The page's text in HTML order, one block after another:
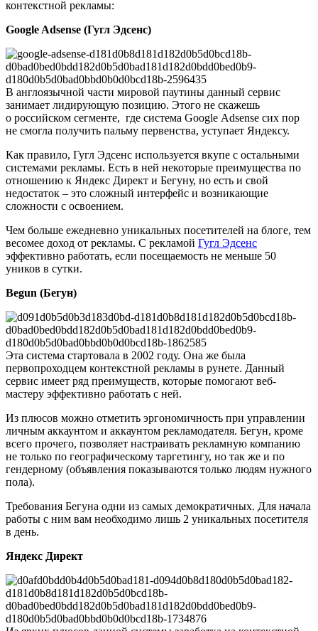
контекстной рекламы:
Google Adsense (Гугл Эдсенс)
В англоязычной части мировой паутины данный сервис
занимает лидирующую позицию. Этого не скажешь
о российском сегменте, где система Google Adsense сих пор
не смогла получить пальму первенства, уступает Яндексу.
Как правило, Гугл Эдсенс используется вкупе с остальными
системами рекламы. Есть в ней некоторые преимущества по
отношению к Яндекс Директ и Бегуну, но есть и свой
недостаток – это сложный интерфейс и возникающие
сложности с освоением.
Чем больше ежедневно уникальных посетителей на блоге, тем
весомее доход от рекламы. С рекламой Гугл Эдсенс
эффективно работать, если посещаемость не меньше 50
уников в сутки.
Begun (Бегун)
Эта система стартовала в 2002 году. Она же была
первопроходцем контекстной рекламы в рунете. Данный
сервис имеет ряд преимуществ, которые помогают веб-
мастеру эффективно работать с ней.
Из плюсов можно отметить эргономичность при управлении
личным аккаунтом и аккаунтом рекламодателя. Бегун, кроме
всего прочего, позволяет настраивать рекламную компанию
не только по географическому таргетингу, но так же и по
гендерному (объявления показываются только людям нужного
пола).
Требования Бегуна одни из самых демократичных. Для начала
работы с ним вам необходимо лишь 2 уникальных посетителя
в день.
Яндекс Директ